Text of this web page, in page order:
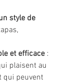
style de
et efficace :
plaisent au
qui peuvent